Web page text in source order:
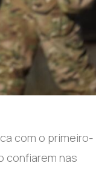
com o primeiro-
confiarem nas